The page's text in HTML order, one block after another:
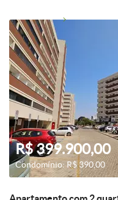
R$ 399.900,00
Condomínio: R$ 390,00